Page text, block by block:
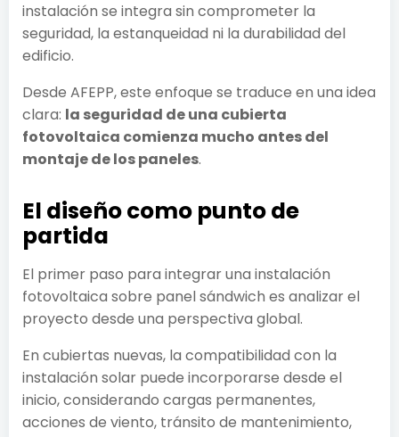
instalación se integra sin comprometer la
seguridad, la estanqueidad ni la durabilidad del
edificio.
Desde AFEPP, este enfoque se traduce en una idea
clara: la seguridad de una cubierta
fotovoltaica comienza mucho antes del
montaje de los paneles.
El diseño como punto de
partida
El primer paso para integrar una instalación
fotovoltaica sobre panel sándwich es analizar el
proyecto desde una perspectiva global.
En cubiertas nuevas, la compatibilidad con la
instalación solar puede incorporarse desde el
inicio, considerando cargas permanentes,
acciones de viento, tránsito de mantenimiento,